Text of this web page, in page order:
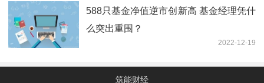
588只基金净值逆市创新高 基金经理凭什
么突出重围？
2022-12-19
筑能财经